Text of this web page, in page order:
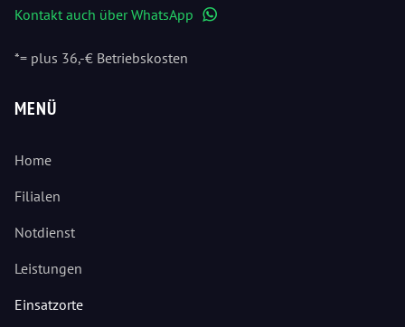
Kontakt auch über WhatsApp
*= plus 36,-€ Betriebskosten
MENÜ
Home
Filialen
Notdienst
Leistungen
Einsatzorte